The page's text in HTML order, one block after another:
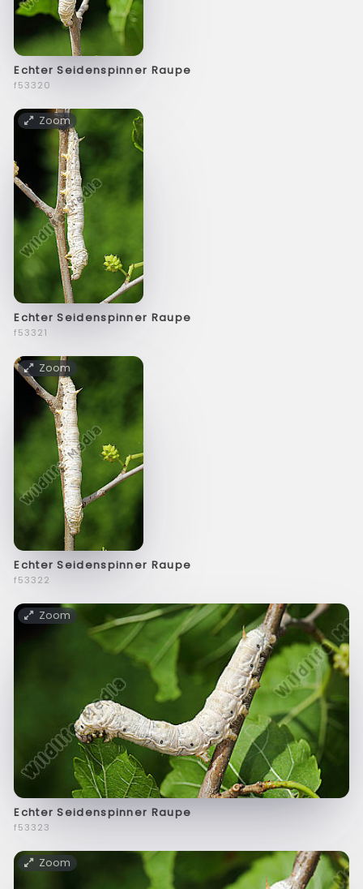
Echter Seidenspinner Raupe
f53320
Zoom
Echter Seidenspinner Raupe
f53321
Zoom
Echter Seidenspinner Raupe
f53322
Zoom
Echter Seidenspinner Raupe
f53323
Zoom